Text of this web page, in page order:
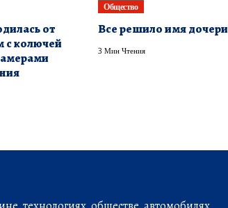
от
с колючей
Общество
Все решило имя дочери
3 Мин Чтения